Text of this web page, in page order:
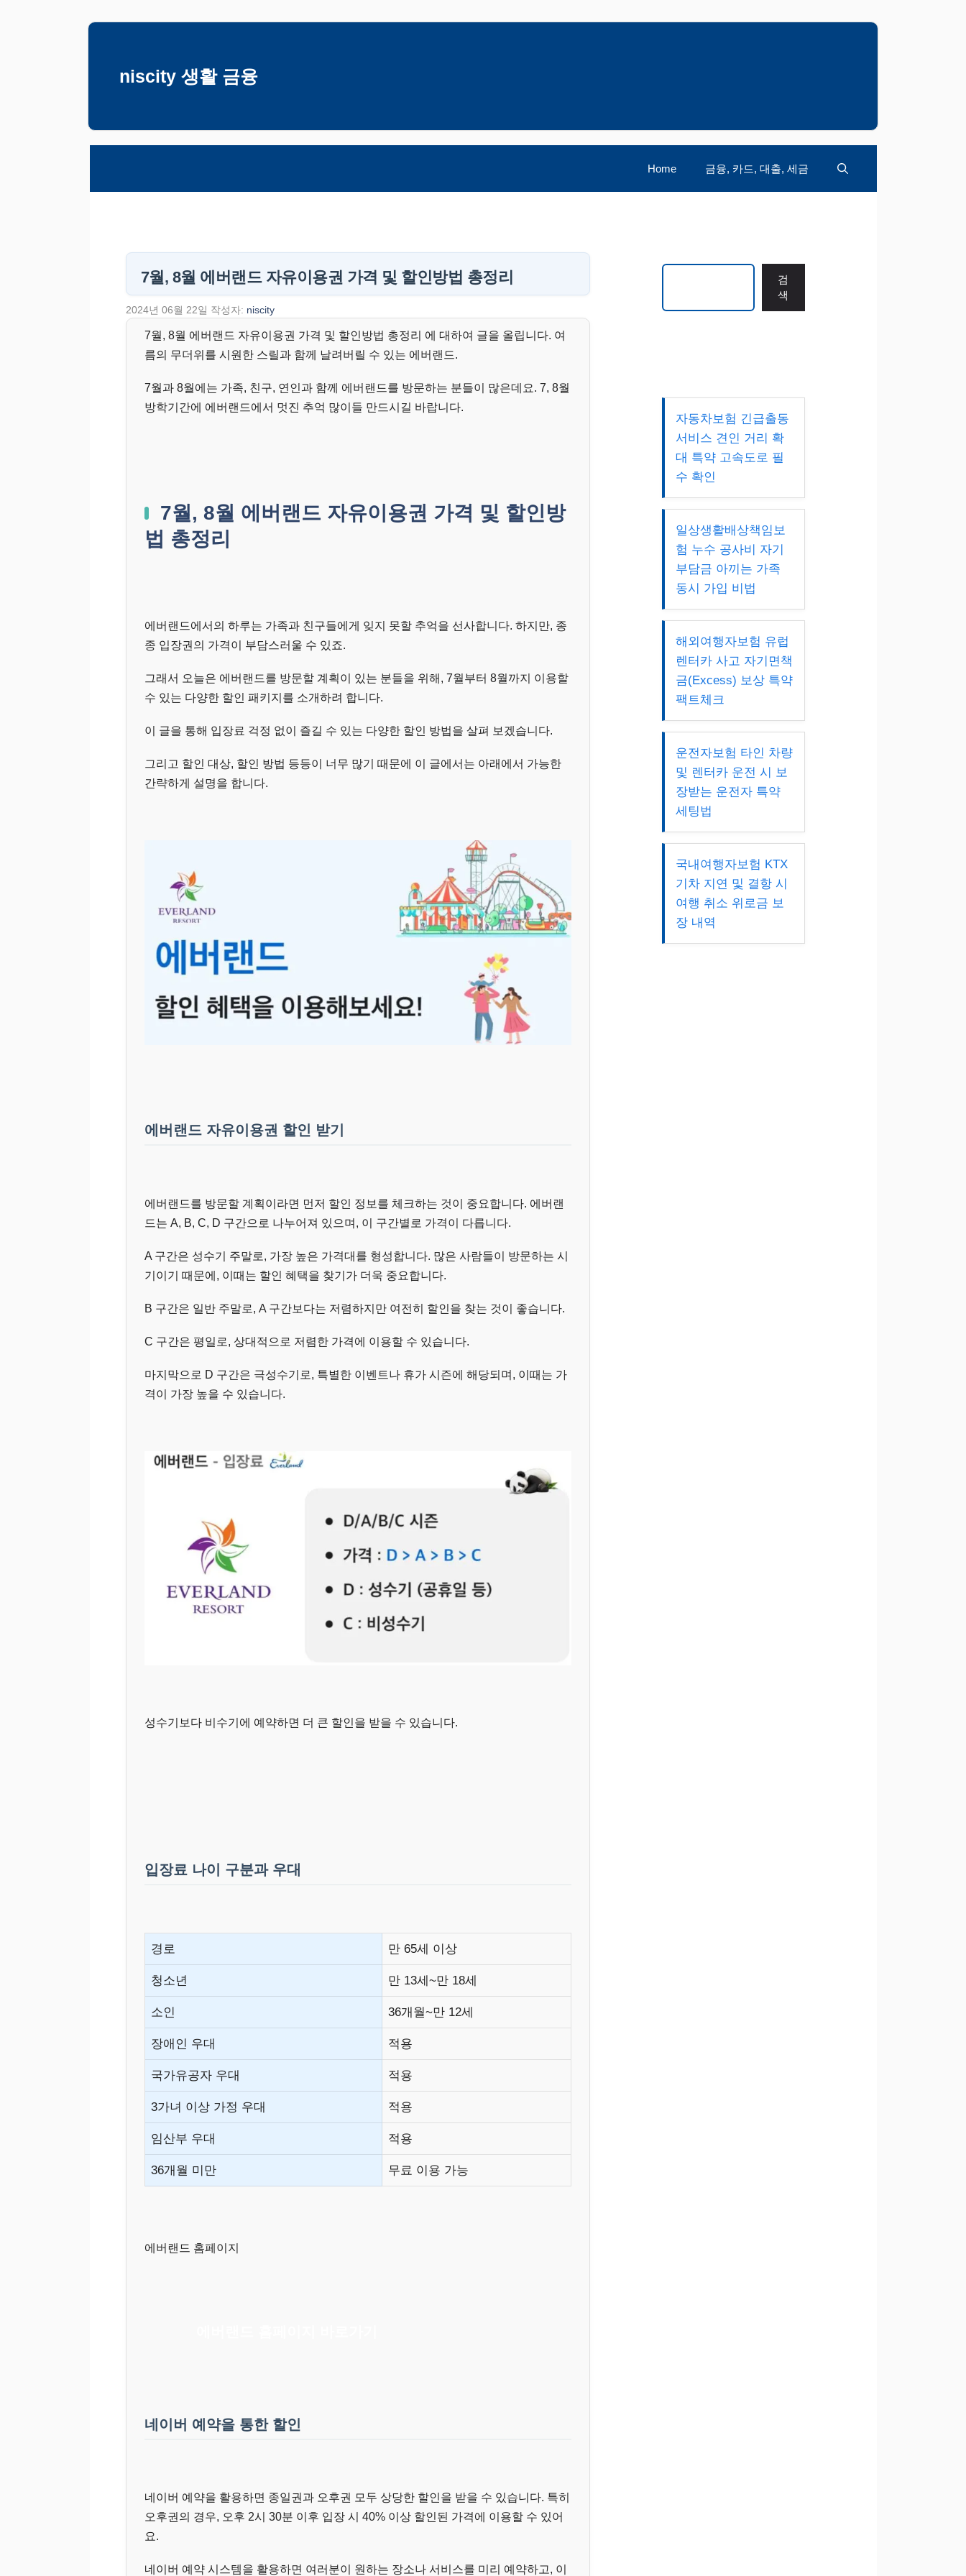
niscity 생활 금융
Home 금융, 카드, 대출, 세금
7월, 8월 에버랜드 자유이용권 가격 및 할인방법 총정리
2024년 06월 22일 작성자: niscity
7월, 8월 에버랜드 자유이용권 가격 및 할인방법 총정리 에 대하여 글을 올립니다. 여
름의 무더위를 시원한 스릴과 함께 날려버릴 수 있는 에버랜드.
7월과 8월에는 가족, 친구, 연인과 함께 에버랜드를 방문하는 분들이 많은데요. 7, 8월
방학기간에 에버랜드에서 멋진 추억 많이들 만드시길 바랍니다.
7월, 8월 에버랜드 자유이용권 가격 및 할인방
법 총정리
에버랜드에서의 하루는 가족과 친구들에게 잊지 못할 추억을 선사합니다. 하지만, 종
종 입장권의 가격이 부담스러울 수 있죠.
그래서 오늘은 에버랜드를 방문할 계획이 있는 분들을 위해, 7월부터 8월까지 이용할
수 있는 다양한 할인 패키지를 소개하려 합니다.
이 글을 통해 입장료 걱정 없이 즐길 수 있는 다양한 할인 방법을 살펴 보겠습니다.
그리고 할인 대상, 할인 방법 등등이 너무 많기 때문에 이 글에서는 아래에서 가능한
간략하게 설명을 합니다.
에버랜드 자유이용권 할인 받기
에버랜드를 방문할 계획이라면 먼저 할인 정보를 체크하는 것이 중요합니다. 에버랜
드는 A, B, C, D 구간으로 나누어져 있으며, 이 구간별로 가격이 다릅니다.
A 구간은 성수기 주말로, 가장 높은 가격대를 형성합니다. 많은 사람들이 방문하는 시
기이기 때문에, 이때는 할인 혜택을 찾기가 더욱 중요합니다.
B 구간은 일반 주말로, A 구간보다는 저렴하지만 여전히 할인을 찾는 것이 좋습니다.
C 구간은 평일로, 상대적으로 저렴한 가격에 이용할 수 있습니다.
마지막으로 D 구간은 극성수기로, 특별한 이벤트나 휴가 시즌에 해당되며, 이때는 가
격이 가장 높을 수 있습니다.
성수기보다 비수기에 예약하면 더 큰 할인을 받을 수 있습니다.
입장료 나이 구분과 우대
경로 만 65세 이상
청소년 만 13세~만 18세
소인 36개월~만 12세
장애인 우대 적용
국가유공자 우대 적용
3가녀 이상 가정 우대 적용
임산부 우대 적용
36개월 미만 무료 이용 가능
에버랜드 홈페이지
네이버 예약을 통한 할인
네이버 예약을 활용하면 종일권과 오후권 모두 상당한 할인을 받을 수 있습니다. 특히
오후권의 경우, 오후 2시 30분 이후 입장 시 40% 이상 할인된 가격에 이용할 수 있어
요.
네이버 예약 시스템을 활용하면 여러분이 원하는 장소나 서비스를 미리 예약하고, 이
검
색
자동차보험 긴급출동
서비스 견인 거리 확
대 특약 고속도로 필
수 확인
일상생활배상책임보
험 누수 공사비 자기
부담금 아끼는 가족
동시 가입 비법
해외여행자보험 유럽
렌터카 사고 자기면책
금(Excess) 보상 특약
팩트체크
운전자보험 타인 차량
및 렌터카 운전 시 보
장받는 운전자 특약
세팅법
국내여행자보험 KTX
기차 지연 및 결항 시
여행 취소 위로금 보
장 내역